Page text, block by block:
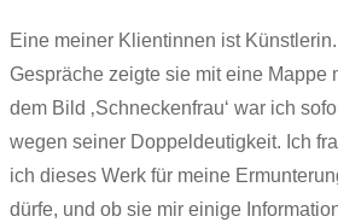
Eine meiner Klientinnen ist
Gespräche zeigte sie mit eine Mappe
dem Bild ‚Schneckenfrau‘ war ich
wegen seiner Doppeldeutigkeit. Ich
ich dieses Werk für meine
dürfe, und ob sie mir einige